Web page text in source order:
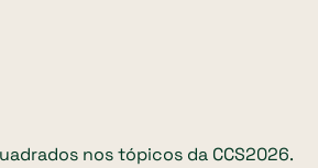
nos tópicos da CCS2026.